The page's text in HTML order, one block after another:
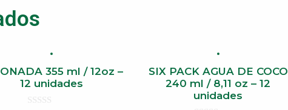
355 ml / 12oz –
12 unidades
SIX PACK AGUA DE COCO
240 ml / 8,11 oz – 12
unidades